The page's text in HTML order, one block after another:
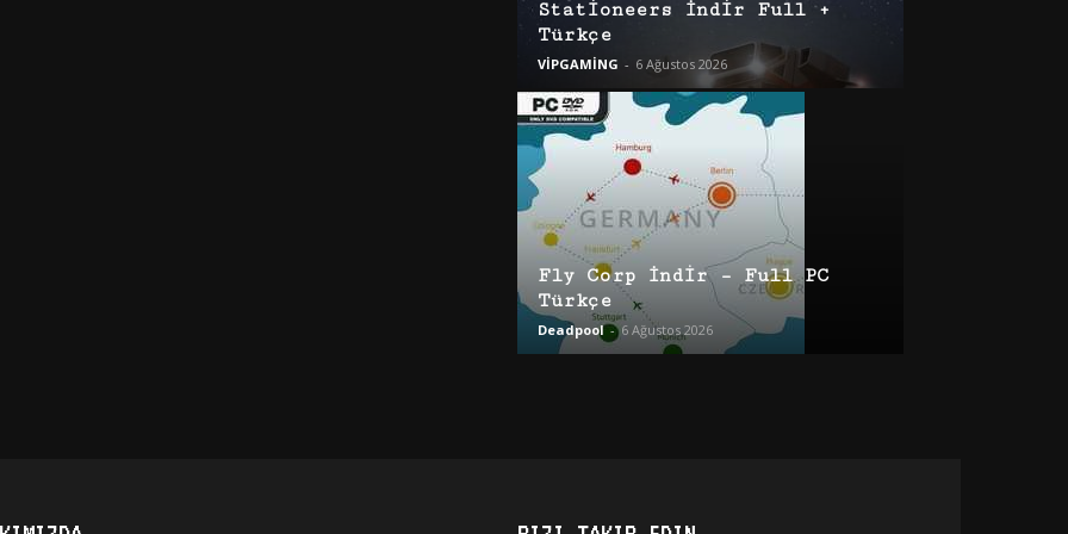
Stationeers İndir Full +
Türkçe
VİPGAMİNG - 6 Ağustos 2026
Fly Corp İndir – Full PC
Türkçe
Deadpool - 6 Ağustos 2026